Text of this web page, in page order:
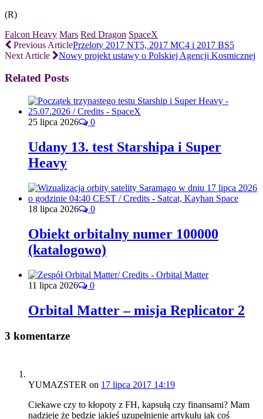
(R)
Falcon Heavy Mars Red Dragon SpaceX
Previous ArticlePrzeloty 2017 NT5, 2017 MC4 i 2017 BS5
Next Article
Nowy projekt ustawy o Polskiej Agencji Kosmicznej
Related Posts
25 lipca 2026 0
Udany 13. test Starshipa i Super
Heavy
18 lipca 2026 0
Obiekt orbitalny numer 100000
(katalogowo)
11 lipca 2026 0
Orbital Matter – misja Replicator 2
3 komentarze
YUMAZSTER on 17 lipca 2017 14:19
Ciekawe czy to kłopoty z FH, kapsułą czy finansami? Mam
nadzieję że będzie jakieś uzupełnienie artykułu jak coś